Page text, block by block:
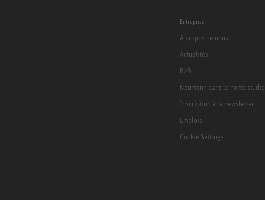
Entreprise
A propos de nous
Actualités
B2B
Neumann dans le home studio
Inscription à la newsletter
Emplois
Cookie Settings